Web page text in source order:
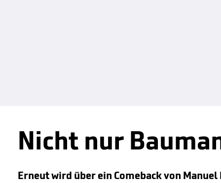
Nicht nur
Erneut wird über ein Comeback von